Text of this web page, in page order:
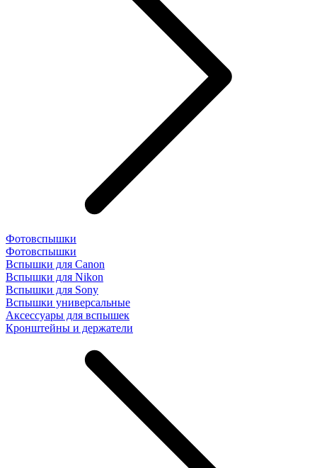
Фотовспышки
Фотовспышки
Вспышки для Canon
Вспышки для Nikon
Вспышки для Sony
Вспышки универсальные
Аксесcуары для вспышек
Кронштейны и держатели